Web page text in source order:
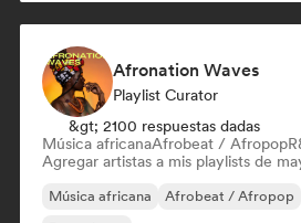
Afronation Waves
Playlist Curator
&gt; 2100 respuestas dadas
Música africanaAfrobeat / Afropop
Agregar artistas a mis playlists de
Música africana Afrobeat / Afropop